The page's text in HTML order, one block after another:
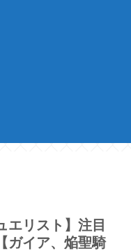
エリスト】注目
ガイア、焔聖騎